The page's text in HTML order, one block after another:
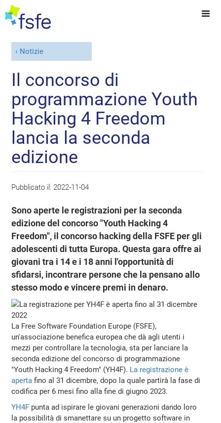
Notizie
Il concorso di
programmazione Youth
Hacking 4 Freedom
lancia la seconda
edizione
Pubblicato il: 2022-11-04
Sono aperte le registrazioni per la seconda
edizione del concorso "Youth Hacking 4
Freedom", il concorso hacking della FSFE per gli
adolescenti di tutta Europa. Questa gara offre ai
giovani tra i 14 e i 18 anni l'opportunità di
sfidarsi, incontrare persone che la pensano allo
stesso modo e vincere premi in denaro.
La Free Software Foundation Europe (FSFE),
un'associazione benefica europea che dà agli utenti i
mezzi per controllare la tecnologia, sta per lanciare la
seconda edizione del concorso di programmazione
"Youth Hacking 4 Freedom" (YH4F). La registrazione è
aperta fino al 31 dicembre, dopo la quale partirà la fase di
codifica per 6 mesi fino alla fine di giugno 2023.
YH4F punta ad ispirare le giovani generazioni dando loro
la possibilità di smanettare su un progetto software in